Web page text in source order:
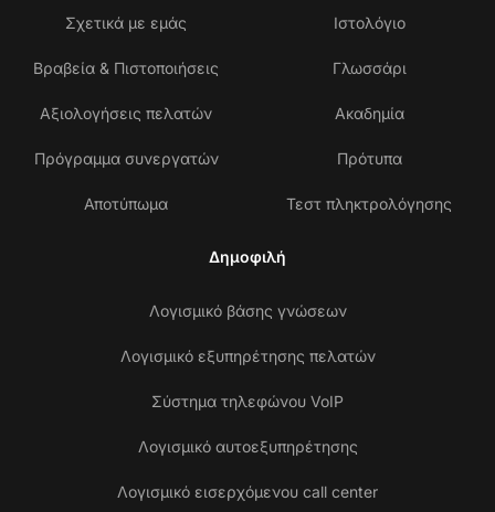
Σχετικά με εμάς
Βραβεία & Πιστοποιήσεις
Αξιολογήσεις πελατών
Πρόγραμμα συνεργατών
Αποτύπωμα
Ιστολόγιο
Γλωσσάρι
Ακαδημία
Πρότυπα
Τεστ πληκτρολόγησης
Δημοφιλή
Λογισμικό βάσης γνώσεων
Λογισμικό εξυπηρέτησης πελατών
Σύστημα τηλεφώνου VoIP
Λογισμικό αυτοεξυπηρέτησης
Λογισμικό εισερχόμενου call center